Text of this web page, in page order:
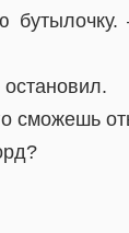
сможешь